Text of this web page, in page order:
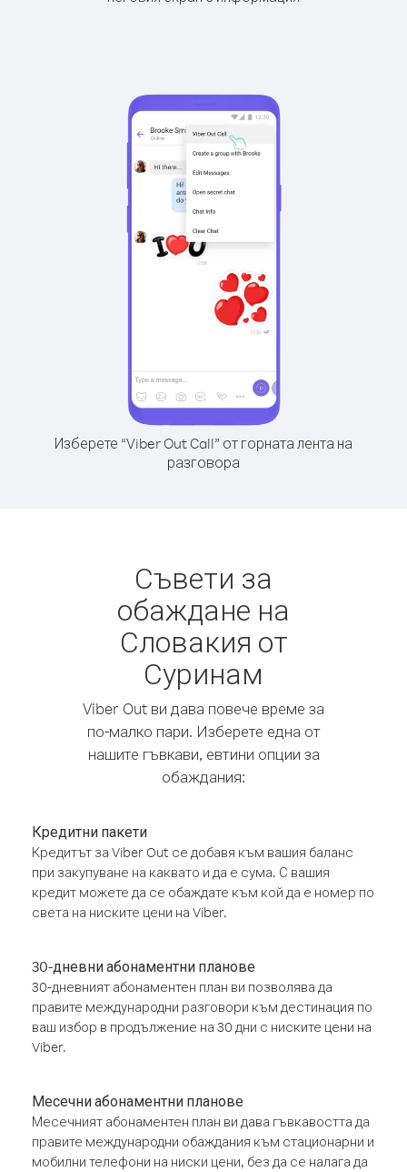
Изберете “Viber Out Call” от горната лента на
разговора
Съвети за
обаждане на
Словакия от
Суринам
Viber Out ви дава повече време за
по-малко пари. Изберете една от
нашите гъвкави, евтини опции за
обаждания:
Кредитни пакети
Кредитът за Viber Out се добавя към вашия баланс
при закупуване на каквато и да е сума. С вашия
кредит можете да се обаждате към кой да е номер по
света на ниските цени на Viber.
30-дневни абонаментни планове
30-дневният абонаментен план ви позволява да
правите международни разговори към дестинация по
ваш избор в продължение на 30 дни с ниските цени на
Viber.
Месечни абонаментни планове
Месечният абонаментен план ви дава гъвкавостта да
правите международни обаждания към стационарни и
мобилни телефони на ниски цени, без да се налага да